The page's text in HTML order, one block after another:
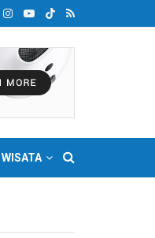
WISATA